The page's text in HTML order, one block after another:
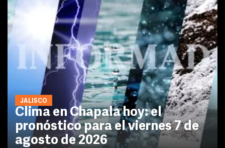
JALISCO
Clima en Chapala hoy: el
pronóstico para el viernes 7 de
agosto de 2026